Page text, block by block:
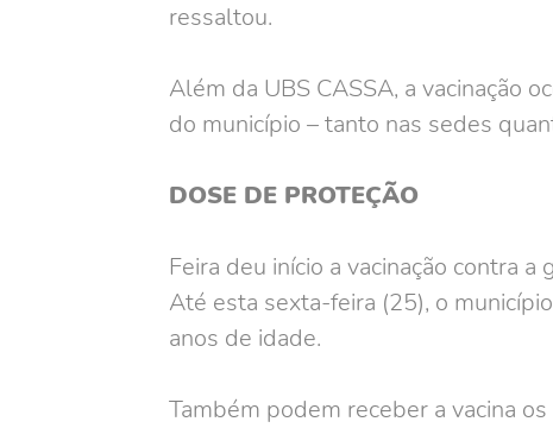
ressaltou.
Além da UBS CASSA, a vacinação
do município – tanto nas sedes
DOSE DE PROTEÇÃO
Feira deu início a vacinação contra
Até esta sexta-feira (25), o
anos de idade.
Também podem receber a vacina